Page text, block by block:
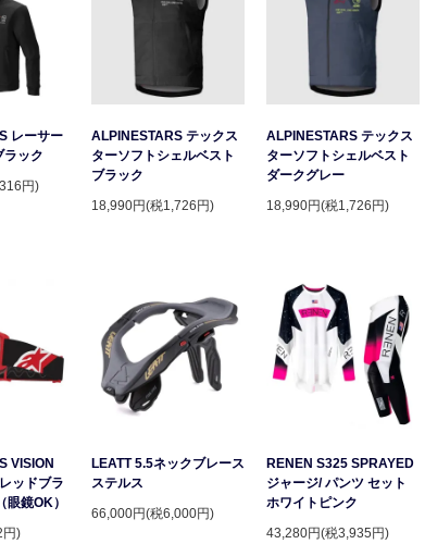
レーサー
ラック
円)
ALPINESTARS テックス
ターソフトシェルベスト
ブラック
18,990円(税1,726円)
ALPINESTARS テックス
ターソフトシェルベスト
ダークグレー
18,990円(税1,726円)
VISION
ッドブラ
眼鏡OK）
円)
LEATT 5.5ネックブレース
ステルス
66,000円(税6,000円)
RENEN S325 SPRAYED
ジャージ/ パンツ セット
ホワイトピンク
43,280円(税3,935円)